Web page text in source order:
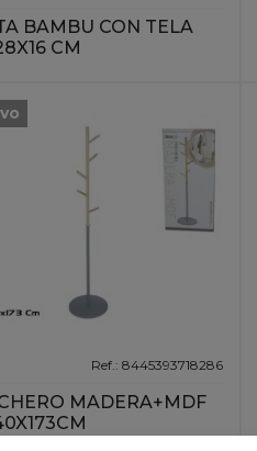
BAMBU CON TELA
CM
Ref.: 8445393718286
MADERA+MDF